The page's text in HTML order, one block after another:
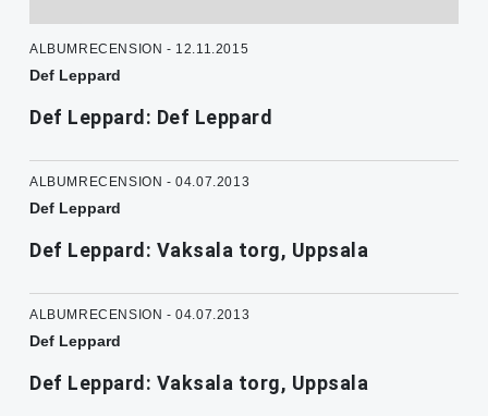
ALBUMRECENSION - 12.11.2015
Def Leppard
Def Leppard: Def Leppard
ALBUMRECENSION - 04.07.2013
Def Leppard
Def Leppard: Vaksala torg, Uppsala
ALBUMRECENSION - 04.07.2013
Def Leppard
Def Leppard: Vaksala torg, Uppsala